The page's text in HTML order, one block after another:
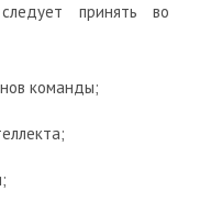
принять во
команды;